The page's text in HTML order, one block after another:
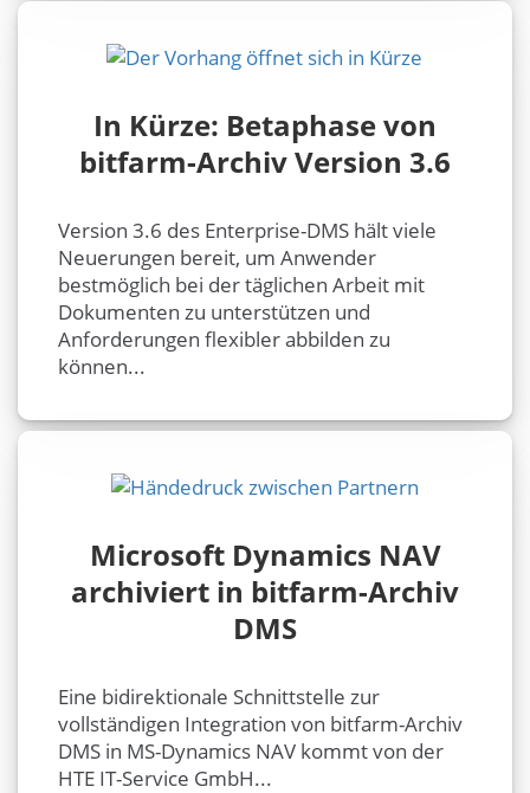
In Kürze: Betaphase von
bitfarm-Archiv Version 3.6
Version 3.6 des Enterprise-DMS hält viele
Neuerungen bereit, um Anwender
bestmöglich bei der täglichen Arbeit mit
Dokumenten zu unterstützen und
Anforderungen flexibler abbilden zu
können...
Microsoft Dynamics NAV
archiviert in bitfarm-Archiv
DMS
Eine bidirektionale Schnittstelle zur
vollständigen Integration von bitfarm-Archiv
DMS in MS-Dynamics NAV kommt von der
HTE IT-Service GmbH...